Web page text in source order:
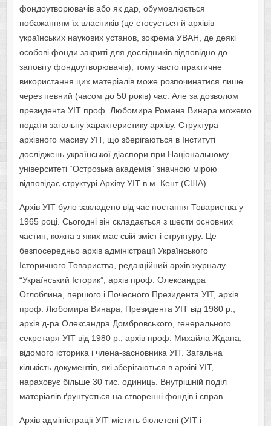
фондоутворювачів або як дар, обумовлюється
побажанням їх власників (це стосується й архівів
українських наукових установ, зокрема УВАН, де деякі
особові фонди закриті для дослідників відповідно до
заповіту фондоутворювачів), тому часто практичне
використання цих матеріалів може розпочинатися лише
через певний (часом до 50 років) час. Але за дозволом
президента УІТ проф. Любомира Романа Винара можемо
подати загальну характеристику архіву. Структура
архівного масиву УІТ, що зберігаються в Інституті
досліджень української діаспори при Національному
університеті “Острозька академія” значною мірою
відповідає структурі Архіву УІТ в м. Кент (США).
Архів УІТ було закладено від час постання Товариства у
1965 році. Сьогодні він складається з шести основних
частин, кожна з яких має свій зміст і структуру. Це –
безпосередньо архів адміністрації Українського
Історичного Товариства, редакційний архів журналу
“Український Історик”, архів проф. Олександра
Оглоблина, першого і Почесного Президента УІТ, архів
проф. Любомира Винара, Президента УІТ від 1980 р.,
архів д-ра Олександра Домбровського, генерального
секретаря УІТ від 1980 р., архів проф. Михайла Ждана,
відомого історика і члена-засновника УІТ. Загальна
кількість документів, які зберігаються в архіві УІТ,
нараховує більше 30 тис. одиниць. Внутрішній поділ
матеріалів ґрунтується на створенні фондів і справ.
Архів адміністрації УІТ містить бюлетені (УІТ і